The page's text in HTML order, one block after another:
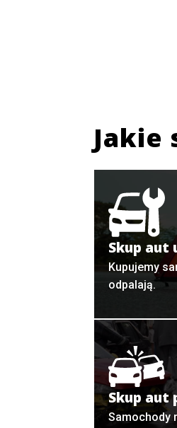
Jakie
Skup aut
Kupujemy
odpalają.
Skup aut
Samochody